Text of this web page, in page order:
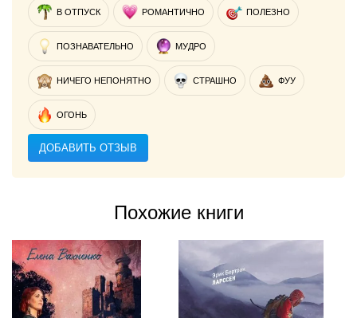
В ОТПУСК РОМАНТИЧНО ПОЛЕЗНО
ПОЗНАВАТЕЛЬНО МУДРО
НИЧЕГО НЕПОНЯТНО СТРАШНО ФУУ
ОГОНЬ
ДОБАВИТЬ ОТЗЫВ
Похожие книги